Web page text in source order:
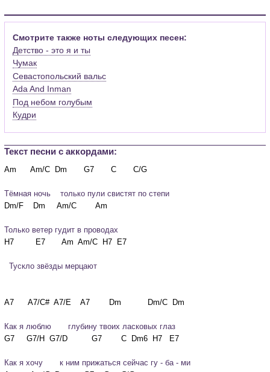
Смотрите также ноты следующих песен:
Детство - это я и ты
Чумак
Севастопольский вальс
Ada And Inman
Под небом голубым
Кудри
Текст песни c аккордами:
Тёмная ночь    только пули свистят по степи
Только ветер гудит в проводах
  Тускло звёзды мерцают
Как я люблю       глубину твоих ласковых глаз
Как я хочу       к ним прижаться сейчас гу - ба - ми